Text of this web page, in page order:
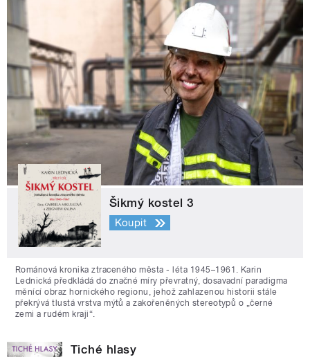
Šikmý kostel 3
Koupit
Románová kronika ztraceného města - léta 1945–1961. Karin
Lednická předkládá do značné míry převratný, dosavadní paradigma
měnící obraz hornického regionu, jehož zahlazenou historii stále
překrývá tlustá vrstva mýtů a zakořeněných stereotypů o „černé
zemi a rudém kraji“.
Tiché hlasy